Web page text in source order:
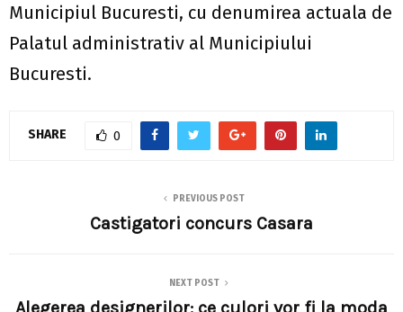
Municipiul Bucuresti, cu denumirea actuala de
Palatul administrativ al Municipiului
Bucuresti.
SHARE 0
PREVIOUS POST
Castigatori concurs Casara
NEXT POST
Alegerea designerilor: ce culori vor fi la moda